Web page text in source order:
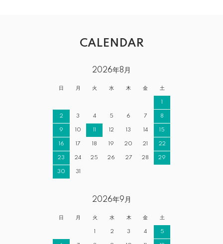
CALENDAR
2026年8月
日 月 火 水 木 金 土
1
2 3 4 5 6 7 8
9 10 11 12 13 14 15
16 17 18 19 20 21 22
23 24 25 26 27 28 29
30 31
2026年9月
日 月 火 水 木 金 土
1 2 3 4 5